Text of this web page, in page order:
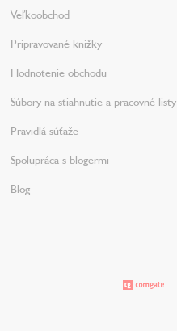
Veľkoobchod
Pripravované knižky
Hodnotenie obchodu
Súbory na stiahnutie a pracovné listy
Pravidlá súťaže
Spolupráca s blogermi
Blog